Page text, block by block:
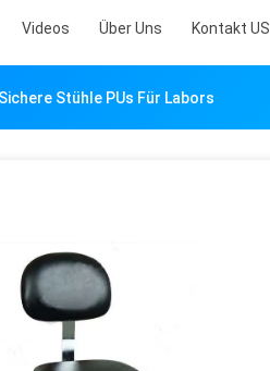
Videos Über Uns Kontakt US
Stühle PUs Für Labors